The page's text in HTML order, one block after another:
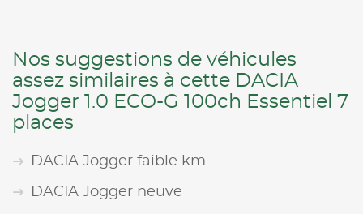
Nos suggestions de véhicules
assez similaires à cette DACIA
Jogger 1.0 ECO-G 100ch Essentiel 7
places
DACIA Jogger faible km
DACIA Jogger neuve